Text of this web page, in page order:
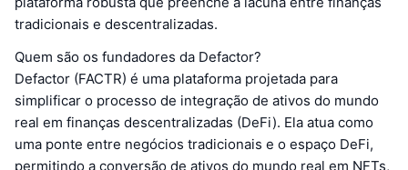
tradicionais e descentralizadas.
Quem são os fundadores da Defactor?
Defactor (FACTR) é uma plataforma projetada para
simplificar o processo de integração de ativos do mundo
real em finanças descentralizadas (DeFi). Ela atua como
uma ponte entre negócios tradicionais e o espaço DeFi,
permitindo a conversão de ativos do mundo real em NFTs,